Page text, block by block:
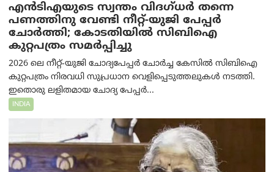
എൻ‌ടി‌എയുടെ സ്വന്തം വിദഗ്ധർ തന്നെ
പണത്തിനു വേണ്ടി നീറ്റ്-യു‌ജി പേപ്പർ
ചോർത്തി; കോടതിയില്‍ സിബിഐ
കുറ്റപത്രം സമര്‍പ്പിച്ചു
2026 ലെ നീറ്റ്-യുജി ചോദ്യപേപ്പർ ചോർച്ച കേസിൽ സിബിഐ
കുറ്റപത്രം നിരവധി സുപ്രധാന വെളിപ്പെടുത്തലുകൾ നടത്തി.
ഇതൊരു ലളിതമായ ചോദ്യ പേപ്പർ...
INDIA